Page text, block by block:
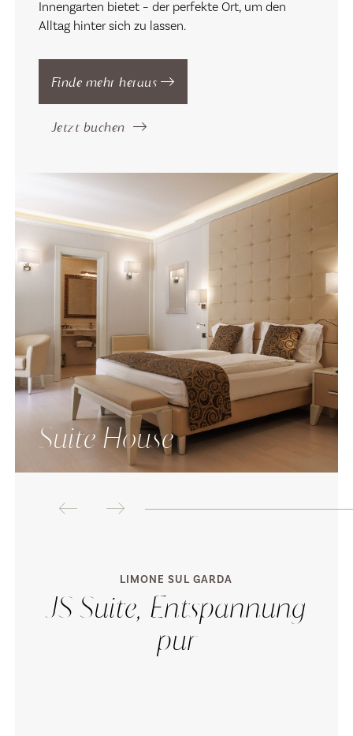
Innengarten bietet – der perfekte Ort, um den
Alltag hinter sich zu lassen.
Finde mehr heraus
Jetzt buchen
Suite House
LIMONE SUL GARDA
JS Suite, Entspannung
pur